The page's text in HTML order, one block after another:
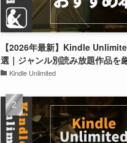
【2026年最新】Kindle
選｜ジャンル別読み放題作品を
Kindle Unlimited